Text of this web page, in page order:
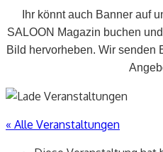
Ihr könnt auch Banner auf
SALOON Magazin buchen
Bild hervorheben. Wir senden
« Alle Veranstaltungen